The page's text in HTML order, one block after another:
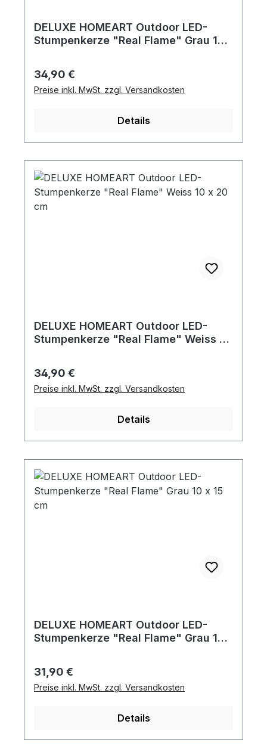
DELUXE HOMEART Outdoor LED-
Stumpenkerze "Real Flame" Grau 10
Regulärer Preis:
34,90 €
Preise inkl. MwSt. zzgl. Versandkosten
Details
DELUXE HOMEART Outdoor LED-
Stumpenkerze "Real Flame" Weiss 10
Regulärer Preis:
34,90 €
Preise inkl. MwSt. zzgl. Versandkosten
Details
DELUXE HOMEART Outdoor LED-
Stumpenkerze "Real Flame" Grau 10
Regulärer Preis:
31,90 €
Preise inkl. MwSt. zzgl. Versandkosten
Details